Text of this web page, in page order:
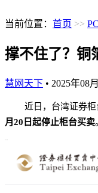
当前位置： 首页 >>
撑不住了？铜
慧网天下 • 2025年08
近日，台湾证券
月20日起停止柜台买卖